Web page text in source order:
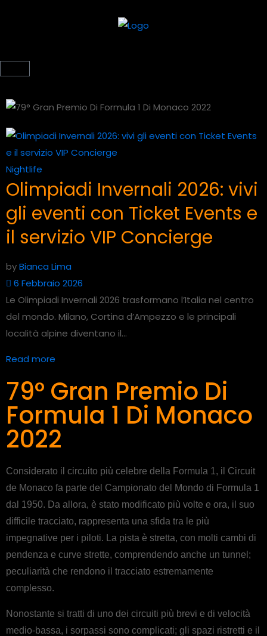
Nightlife
Olimpiadi Invernali 2026: vivi
gli eventi con Ticket Events e
il servizio VIP Concierge
byBianca Lima
6 Febbraio 2026
Le Olimpiadi Invernali 2026 trasformano l’Italia nel centro
del mondo. Milano, Cortina d’Ampezzo e le principali
località alpine diventano il...
Read more
79° Gran Premio Di
Formula 1 Di Monaco
2022
Considerato il circuito più celebre della Formula 1, il Circuit
de Monaco fa parte del Campionato del Mondo di Formula 1
dal 1950. Da allora, è stato modificato più volte e ora, il suo
difficile tracciato, rappresenta una sfida tra le più
impegnative per i piloti. La pista è stretta, con molti cambi di
pendenza e curve strette, comprendendo anche un tunnel;
peculiarità che rendono il tracciato estremamente
complesso.
Nonostante si tratti di uno dei circuiti più brevi e di velocità
medio-bassa, i sorpassi sono complicati; gli spazi ristretti e il